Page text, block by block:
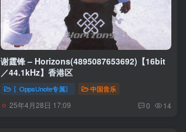
谢霆锋 – Horizons(4895087653692)【16bit
／44.1kHz】香港区
〖OppsUnote专属〗 中国音乐
25年4月28日 17:09 0 14